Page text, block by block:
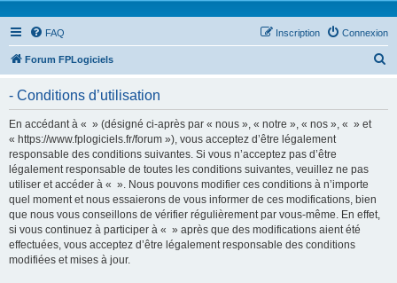
FAQ Connexion
Inscription
Forum FPLogiciels
- Conditions d’utilisation
En accédant à « » (désigné ci-après par « nous », « notre », « nos », « » et
« https://www.fplogiciels.fr/forum »), vous acceptez d’être légalement
responsable des conditions suivantes. Si vous n’acceptez pas d’être
légalement responsable de toutes les conditions suivantes, veuillez ne pas
utiliser et accéder à « ». Nous pouvons modifier ces conditions à n’importe
quel moment et nous essaierons de vous informer de ces modifications, bien
que nous vous conseillons de vérifier régulièrement par vous-même. En effet,
si vous continuez à participer à « » après que des modifications aient été
effectuées, vous acceptez d’être légalement responsable des conditions
modifiées et mises à jour.